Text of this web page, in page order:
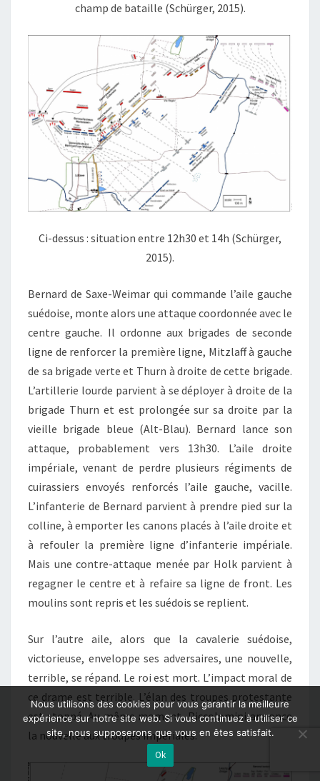
champ de bataille (Schürger, 2015).
Ci-dessus : situation entre 12h30 et 14h (Schürger,
2015).
Bernard de Saxe-Weimar qui commande l’aile gauche
suédoise, monte alors une attaque coordonnée avec le
centre gauche. Il ordonne aux brigades de seconde
ligne de renforcer la première ligne, Mitzlaff à gauche
de sa brigade verte et Thurn à droite de cette brigade.
L’artillerie lourde parvient à se déployer à droite de la
brigade Thurn et est prolongée sur sa droite par la
vieille brigade bleue (Alt-Blau). Bernard lance son
attaque, probablement vers 13h30. L’aile droite
impériale, venant de perdre plusieurs régiments de
cuirassiers envoyés renforcés l’aile gauche, vacille.
L’infanterie de Bernard parvient à prendre pied sur la
colline, à emporter les canons placés à l’aile droite et
à refouler la première ligne d’infanterie impériale.
Mais une contre-attaque menée par Holk parvient à
regagner le centre et à refaire sa ligne de front. Les
moulins sont repris et les suédois se replient.
Sur l’autre aile, alors que la cavalerie suédoise,
victorieuse, enveloppe ses adversaires, une nouvelle,
terrible, se répand. Le roi est mort. L’impact moral de
ce drame est terrible. L’élan des troupes protestante
est stoppé. Au même moment, Piccolomini annonce
la nouvelle aux troupes impériales.
Nous utilisons des cookies pour vous garantir la meilleure
expérience sur notre site web. Si vous continuez à utiliser ce
site, nous supposerons que vous en êtes satisfait.
Ok